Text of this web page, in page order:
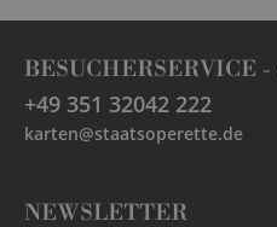
BESUCHERSERVICE -
+49 351 32042 222
karten@staatsoperette.de
NEWSLETTER